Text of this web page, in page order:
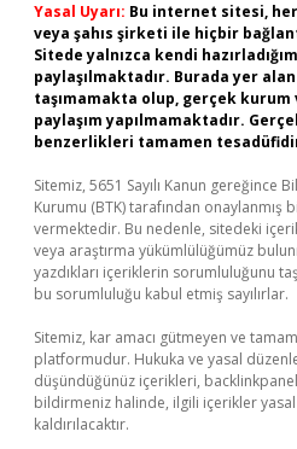
Yasal Uyarı: Bu internet sitesi,
veya şahıs şirketi ile hiçbir
Sitede yalnızca kendi
paylaşılmaktadır. Burada yer
taşımamakta olup, gerçek kurum
paylaşım yapılmamaktadır.
benzerlikleri tamamen
Sitemiz, 5651 Sayılı Kanun gereğince
Kurumu (BTK) tarafından onaylanmış
vermektedir. Bu nedenle, sitedeki
veya araştırma yükümlülüğümüz
yazdıkları içeriklerin sorumluluğunu
bu sorumluluğu kabul etmiş sayılırlar.
Sitemiz, kar amacı gütmeyen ve
platformudur. Hukuka ve yasal
düşündüğünüz içerikleri,
bildirmeniz halinde, ilgili içerikler
kaldırılacaktır.